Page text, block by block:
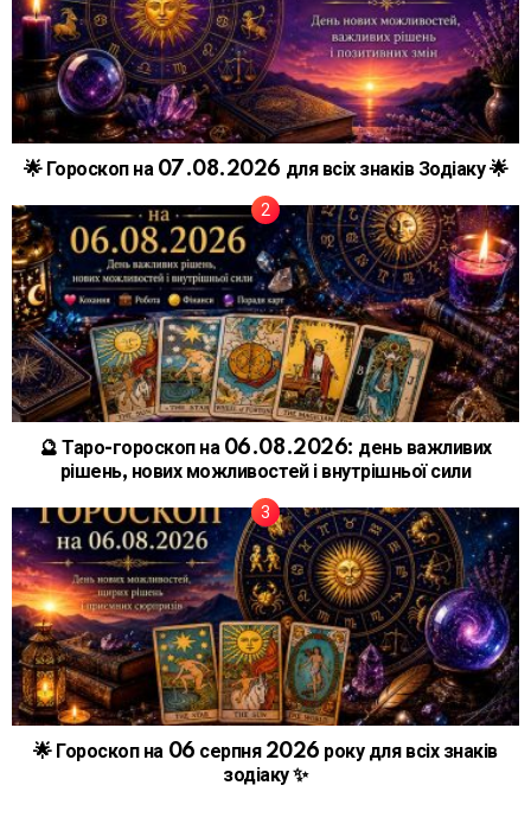
🌟 Гороскоп на 07.08.2026 для всіх знаків Зодіаку 🌟
🔮 Таро-гороскоп на 06.08.2026: день важливих
рішень, нових можливостей і внутрішньої сили
🌟 Гороскоп на 06 серпня 2026 року для всіх знаків
зодіаку ✨